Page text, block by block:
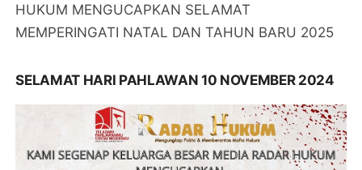
HUKUM MENGUCAPKAN SELAMAT
MEMPERINGATI NATAL DAN TAHUN BARU 2025
SELAMAT HARI PAHLAWAN 10 NOVEMBER 2024